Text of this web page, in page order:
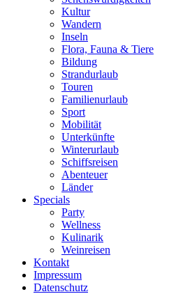
Kultur
Wandern
Inseln
Flora, Fauna & Tiere
Bildung
Strandurlaub
Touren
Familienurlaub
Sport
Mobilität
Unterkünfte
Winterurlaub
Schiffsreisen
Abenteuer
Länder
Specials
Party
Wellness
Kulinarik
Weinreisen
Kontakt
Impressum
Datenschutz